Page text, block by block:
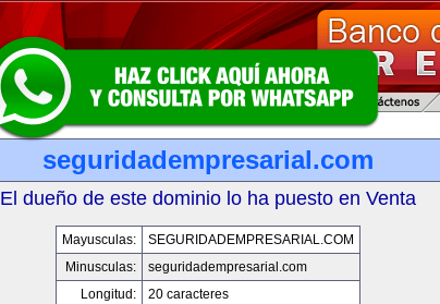
seguridadempresarial.com
El dueño de este dominio lo ha puesto en Venta
Mayusculas:
SEGURIDADEMPRESARIAL.COM
Minusculas:
seguridadempresarial.com
Longitud:
20 caracteres